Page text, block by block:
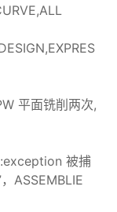
平面铣削两次,
被捕
ASSEMBLIE